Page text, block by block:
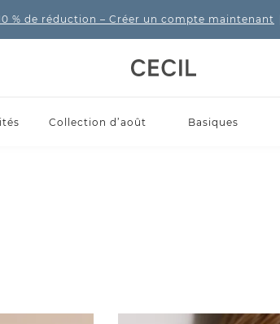
% de réduction – Créer un compte maintenant
Collection d’août Basiques